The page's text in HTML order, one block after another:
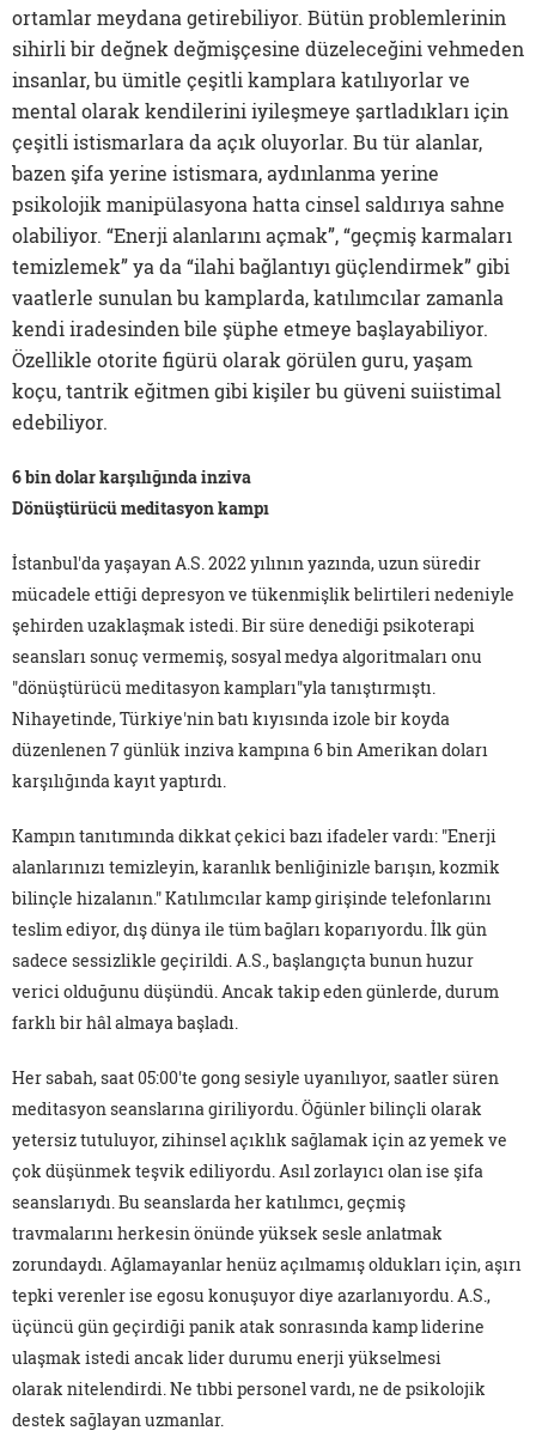
ortamlar meydana getirebiliyor. Bütün problemlerinin
sihirli bir değnek değmişçesine düzeleceğini vehmeden
insanlar, bu ümitle çeşitli kamplara katılıyorlar ve
mental olarak kendilerini iyileşmeye şartladıkları için
çeşitli istismarlara da açık oluyorlar. Bu tür alanlar,
bazen şifa yerine istismara, aydınlanma yerine
psikolojik manipülasyona hatta cinsel saldırıya sahne
olabiliyor. “Enerji alanlarını açmak”, “geçmiş karmaları
temizlemek” ya da “ilahi bağlantıyı güçlendirmek” gibi
vaatlerle sunulan bu kamplarda, katılımcılar zamanla
kendi iradesinden bile şüphe etmeye başlayabiliyor.
Özellikle otorite figürü olarak görülen guru, yaşam
koçu, tantrik eğitmen gibi kişiler bu güveni suiistimal
edebiliyor.
6 bin dolar karşılığında inziva
Dönüştürücü meditasyon kampı
İstanbul'da yaşayan A.S. 2022 yılının yazında, uzun süredir
mücadele ettiği depresyon ve tükenmişlik belirtileri nedeniyle
şehirden uzaklaşmak istedi. Bir süre denediği psikoterapi
seansları sonuç vermemiş, sosyal medya algoritmaları onu
"dönüştürücü meditasyon kampları"yla tanıştırmıştı.
Nihayetinde, Türkiye'nin batı kıyısında izole bir koyda
düzenlenen 7 günlük inziva kampına 6 bin Amerikan doları
karşılığında kayıt yaptırdı.
Kampın tanıtımında dikkat çekici bazı ifadeler vardı: "Enerji
alanlarınızı temizleyin, karanlık benliğinizle barışın, kozmik
bilinçle hizalanın." Katılımcılar kamp girişinde telefonlarını
teslim ediyor, dış dünya ile tüm bağları koparıyordu. İlk gün
sadece sessizlikle geçirildi. A.S., başlangıçta bunun huzur
verici olduğunu düşündü. Ancak takip eden günlerde, durum
farklı bir hâl almaya başladı.
Her sabah, saat 05:00'te gong sesiyle uyanılıyor, saatler süren
meditasyon seanslarına giriliyordu. Öğünler bilinçli olarak
yetersiz tutuluyor, zihinsel açıklık sağlamak için az yemek ve
çok düşünmek teşvik ediliyordu. Asıl zorlayıcı olan ise şifa
seanslarıydı. Bu seanslarda her katılımcı, geçmiş
travmalarını herkesin önünde yüksek sesle anlatmak
zorundaydı. Ağlamayanlar henüz açılmamış oldukları için, aşırı
tepki verenler ise egosu konuşuyor diye azarlanıyordu. A.S.,
üçüncü gün geçirdiği panik atak sonrasında kamp liderine
ulaşmak istedi ancak lider durumu enerji yükselmesi
olarak nitelendirdi. Ne tıbbi personel vardı, ne de psikolojik
destek sağlayan uzmanlar.